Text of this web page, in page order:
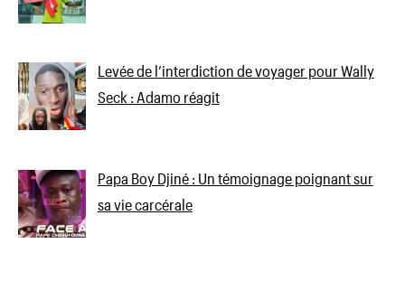
Levée de l’interdiction de voyager pour Wally
Seck : Adamo réagit
Papa Boy Djiné : Un témoignage poignant sur
sa vie carcérale